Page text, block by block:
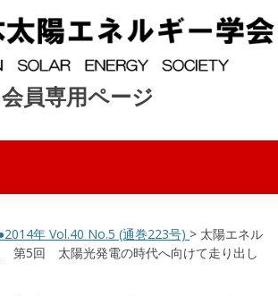
会員専用ページ
年 Vol.40 No.5 (通巻223号) > 太陽エネル
第5回 太陽光発電の時代へ向けて走り出し